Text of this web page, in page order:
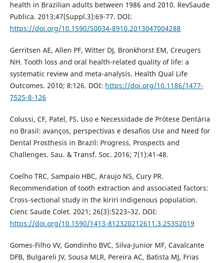
health in Brazilian adults between 1986 and 2010. RevSaude
Publica. 2013;47(Suppl.3):69-77. DOI:
https://doi.org/10.1590/S0034-8910.2013047004288
Gerritsen AE, Allen PF, Witter DJ, Bronkhorst EM, Creugers
NH. Tooth loss and oral health-related quality of life: a
systematic review and meta-analysis. Health Qual Life
Outcomes. 2010; 8:126. DOI: https://doi.org/10.1186/1477-
7525-8-126
Colussi, CF, Patel, FS. Uso e Necessidade de Prótese Dentária
no Brasil: avanços, perspectivas e desafios Use and Need for
Dental Prosthesis in Brazil: Progress, Prospects and
Challenges. Sau. & Transf. Soc. 2016; 7(1):41-48.
Coelho TRC, Sampaio HBC, Araujo NS, Cury PR.
Recommendation of tooth extraction and associated factors:
Cross-sectional study in the kiriri indigenous population.
Cienc Saude Colet. 2021; 26(3):5223–32. DOI:
https://doi.org/10.1590/1413-812320212611.3.25352019
Gomes-Filho VV, Gondinho BVC, Silva-Junior MF, Cavalcante
DFB, Bulgareli JV, Sousa MLR, Pereira AC, Batista MJ, Frias